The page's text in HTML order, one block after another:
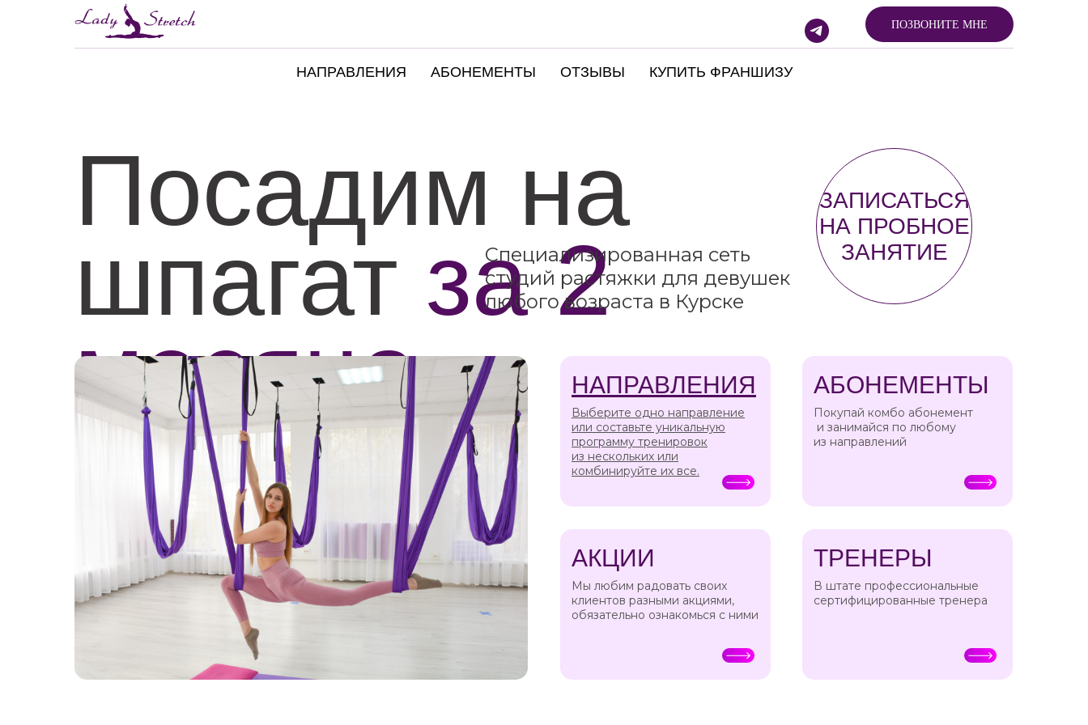
ПОЗВОНИТЕ МНЕ
НАПРАВЛЕНИЯ АБОНЕМЕНТЫ ОТЗЫВЫ КУПИТЬ ФРАНШИЗУ
Посадим на
шпагат за 2
месяца
Специализированная сеть
студий растяжки для девушек
любого возраста в Курске
НАПРАВЛЕНИЯ
Выберите одно направление
или составьте уникальную
программу тренировок
из нескольких или
комбинируйте их все.
АБОНЕМЕНТЫ
Покупай комбо абонемент
и занимайся по любому
из направлений
АКЦИИ
Мы любим радовать своих
клиентов разными акциями,
обязательно ознакомься с ними
ТРЕНЕРЫ
В штате профессиональные
сертифицированные тренера
ЗАПИСАТЬСЯ
НА ПРОБНОЕ
ЗАНЯТИЕ